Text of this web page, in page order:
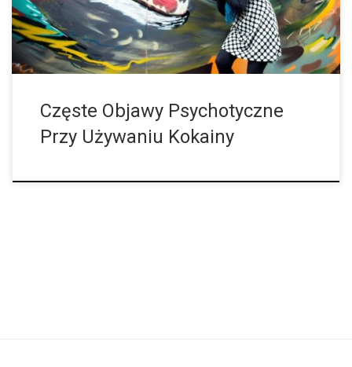
własne wyobrażenie odpowiada rzeczywistości. Nagle pojawiają
się głosy, których nikt inny nie słyszy, […]
Częste Objawy Psychotyczne
Przy Używaniu Kokainy